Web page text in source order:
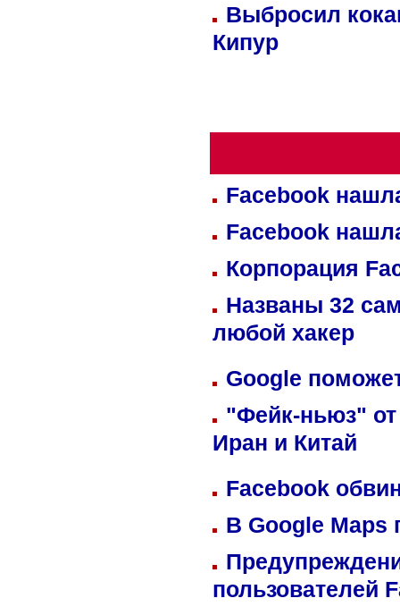
Выбросил
Кипур
Facebook
Facebook
Корпорация
Названы 32
любой хакер
Google
"Фейк-ньюз" от
Иран и Китай
Facebook
В Google Maps
пользователей